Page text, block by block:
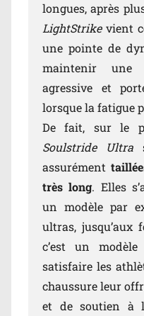
longues, après
LightStrike vient
une pointe de
maintenir une
agressive et
lorsque la fatigue
De fait, sur le
Soulstride Ultra
assurément
très long. Elles
un modèle par
ultras, jusqu’aux
c’est un
satisfaire les
chaussure leur
et de soutien à